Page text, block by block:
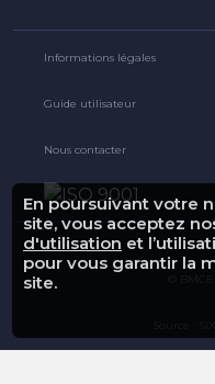
En poursuivant votre
site, vous acceptez
d'utilisation et
pour vous garantir la
site.
Informations légales
Guide utilisateur
Nous contacter